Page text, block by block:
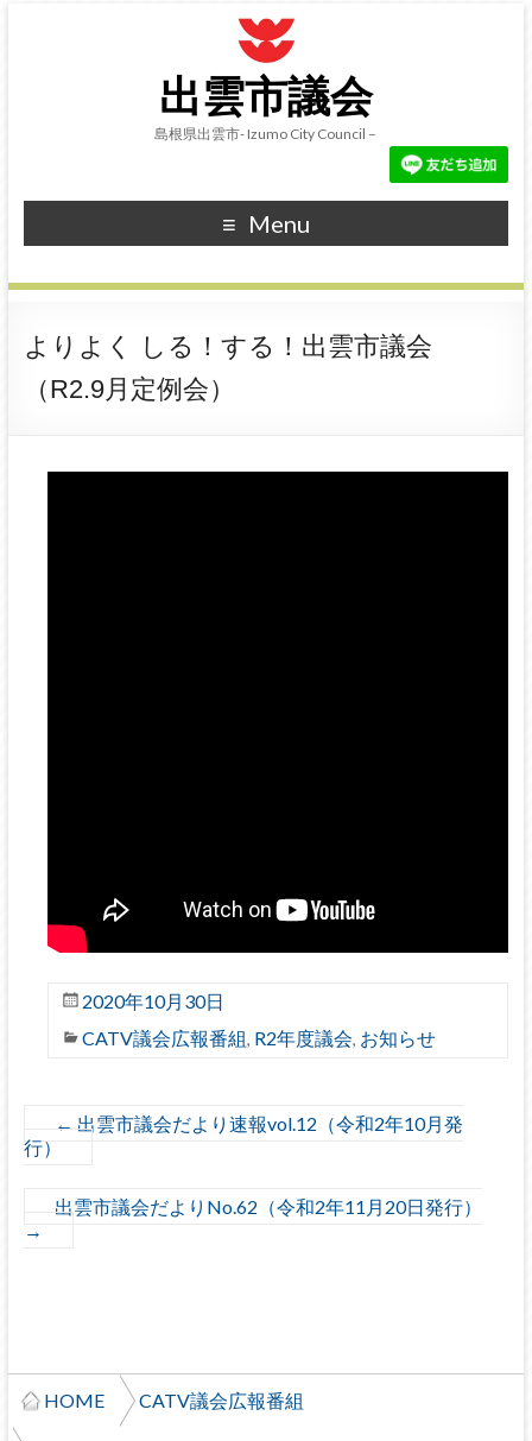
出雲市議会
島根県出雲市- Izumo City Council –
Menu
よりよく しる！する！出雲市議会
（R2.9月定例会）
2020年10月30日
CATV議会広報番組, R2年度議会, お知らせ
← 出雲市議会だより速報vol.12（令和2年10月発
行）
出雲市議会だよりNo.62（令和2年11月20日発行）
→
HOME CATV議会広報番組